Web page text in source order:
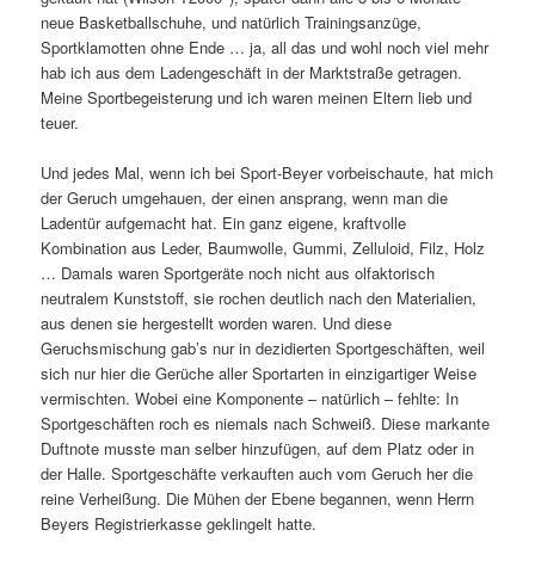
neue Basketballschuhe, und natürlich Trainingsanzüge,
Sportklamotten ohne Ende … ja, all das und wohl noch viel mehr
hab ich aus dem Ladengeschäft in der Marktstraße getragen.
Meine Sportbegeisterung und ich waren meinen Eltern lieb und
teuer.
Und jedes Mal, wenn ich bei Sport-Beyer vorbeischaute, hat mich
der Geruch umgehauen, der einen ansprang, wenn man die
Ladentür aufgemacht hat. Ein ganz eigene, kraftvolle
Kombination aus Leder, Baumwolle, Gummi, Zelluloid, Filz, Holz
… Damals waren Sportgeräte noch nicht aus olfaktorisch
neutralem Kunststoff, sie rochen deutlich nach den Materialien,
aus denen sie hergestellt worden waren. Und diese
Geruchsmischung gab’s nur in dezidierten Sportgeschäften, weil
sich nur hier die Gerüche aller Sportarten in einzigartiger Weise
vermischten. Wobei eine Komponente – natürlich – fehlte: In
Sportgeschäften roch es niemals nach Schweiß. Diese markante
Duftnote musste man selber hinzufügen, auf dem Platz oder in
der Halle. Sportgeschäfte verkauften auch vom Geruch her die
reine Verheißung. Die Mühen der Ebene begannen, wenn Herrn
Beyers Registrierkasse geklingelt hatte.